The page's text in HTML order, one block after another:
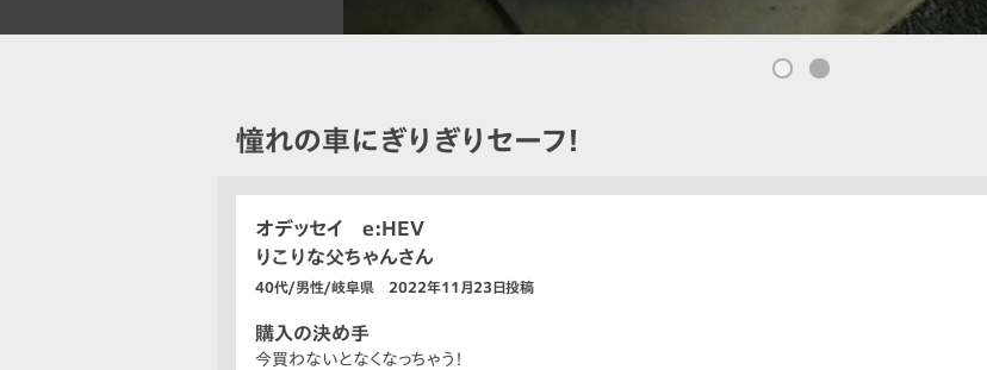
憧れの車にぎりぎりセーフ！
オデッセイ e:HEV
りこりな父ちゃんさん
40代/男性/岐阜県 2022年11月23日投稿
購入の決め手
今買わないとなくなっちゃう！